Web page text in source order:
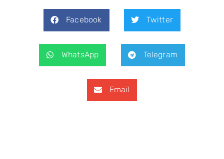
Facebook Twitter
WhatsApp Telegram
Email